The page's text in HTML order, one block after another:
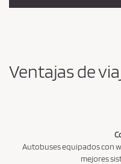
Ventajas de
Autobuses equipados con
mejores